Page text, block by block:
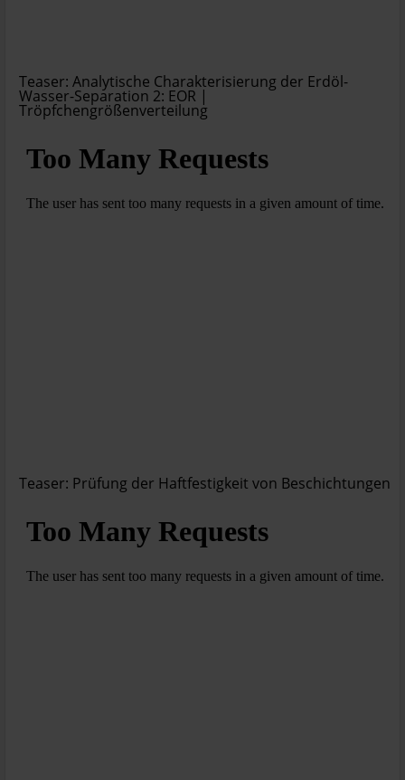
Teaser: Analytische Charakterisierung der Erdöl-
Wasser-Separation 2: EOR |
Tröpfchengrößenverteilung
Teaser: Prüfung der Haftfestigkeit von Beschichtungen